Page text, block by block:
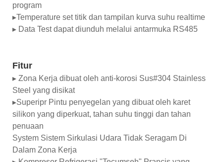
program
▸Temperature set titik dan tampilan kurva suhu realtime
▸ Data Test dapat diunduh melalui antarmuka RS485
Fitur
▸ Zona Kerja dibuat oleh anti-korosi Sus#304 Stainless
Steel yang disikat
▸Superipr Pintu penyegelan yang dibuat oleh karet
silikon yang diperkuat, tahan suhu tinggi dan tahan
penuaan
System Sistem Sirkulasi Udara Tidak Seragam Di
Dalam Zona Kerja